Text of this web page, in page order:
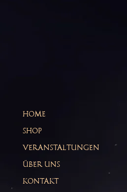
HOME
SHOP
VERANSTALTUNGEN
ÜBER UNS
KONTAKT